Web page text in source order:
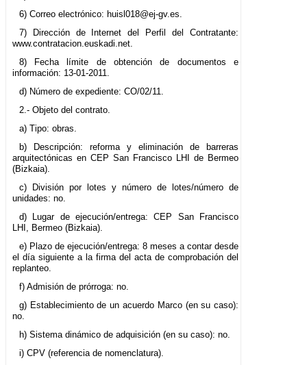
6) Correo electrónico: huisl018@ej-gv.es.
7) Dirección de Internet del Perfil del Contratante:
www.contratacion.euskadi.net.
8) Fecha límite de obtención de documentos e
información: 13-01-2011.
d) Número de expediente: CO/02/11.
2.- Objeto del contrato.
a) Tipo: obras.
b) Descripción: reforma y eliminación de barreras
arquitectónicas en CEP San Francisco LHI de Bermeo
(Bizkaia).
c) División por lotes y número de lotes/número de
unidades: no.
d) Lugar de ejecución/entrega: CEP San Francisco
LHI, Bermeo (Bizkaia).
e) Plazo de ejecución/entrega: 8 meses a contar desde
el día siguiente a la firma del acta de comprobación del
replanteo.
f) Admisión de prórroga: no.
g) Establecimiento de un acuerdo Marco (en su caso):
no.
h) Sistema dinámico de adquisición (en su caso): no.
i) CPV (referencia de nomenclatura).